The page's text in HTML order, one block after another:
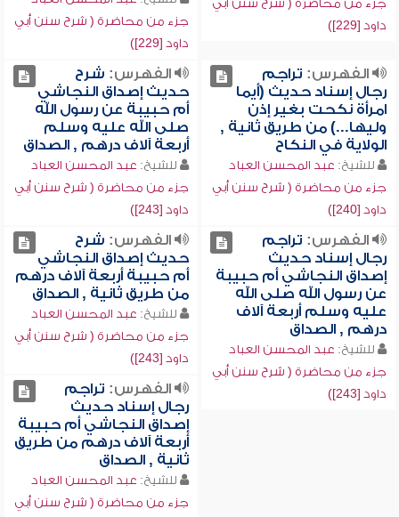
جزء من محاضرة ( شرح سنن أبي
داود [229])
جزء من محاضرة ( شرح سنن أبي
داود [229])
الفهرس: تراجم
رجال إسناد حديث (أيما
امرأة نكحت بغير إذن
وليها...) من طريق ثانية ,
الولاية في النكاح
للشيخ: عبد المحسن العباد
جزء من محاضرة ( شرح سنن أبي
داود [240])
الفهرس: شرح
حديث إصداق النجاشي
أم حبيبة عن رسول الله
صلى الله عليه وسلم
أربعة آلاف درهم , الصداق
للشيخ: عبد المحسن العباد
جزء من محاضرة ( شرح سنن أبي
داود [243])
الفهرس: تراجم
رجال إسناد حديث
إصداق النجاشي أم حبيبة
عن رسول الله صلى الله
عليه وسلم أربعة آلاف
درهم , الصداق
للشيخ: عبد المحسن العباد
جزء من محاضرة ( شرح سنن أبي
داود [243])
الفهرس: شرح
حديث إصداق النجاشي
أم حبيبة أربعة آلاف درهم
من طريق ثانية , الصداق
للشيخ: عبد المحسن العباد
جزء من محاضرة ( شرح سنن أبي
داود [243])
الفهرس: تراجم
رجال إسناد حديث
إصداق النجاشي أم حبيبة
أربعة آلاف درهم من طريق
ثانية , الصداق
للشيخ: عبد المحسن العباد
جزء من محاضرة ( شرح سنن أبي